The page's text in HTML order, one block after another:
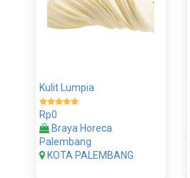
Kulit Lumpia
Rp0
Braya Horeca
Palembang
KOTA PALEMBANG